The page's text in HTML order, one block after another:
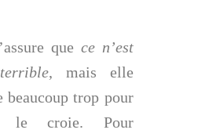
que ce n’est
, mais elle
beaucoup trop pour
le croie. Pour